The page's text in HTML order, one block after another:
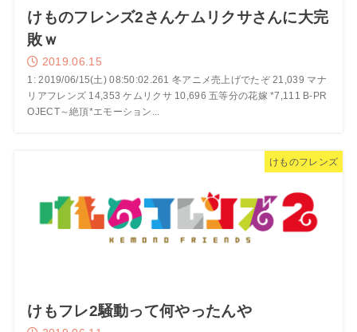
けものフレンズ2さんケムリクサさんに大完
敗ｗ
2019.06.15
1: 2019/06/15(土) 08:50:02.261 冬アニメ売上げでたぞ 21,039 マナ
リアフレンズ 14,353 ケムリクサ 10,696 五等分の花嫁 *7,111 B-PR
OJECT～絶頂*エモーション...
けものフレンズ
けもフレ2騒動って何やったんや